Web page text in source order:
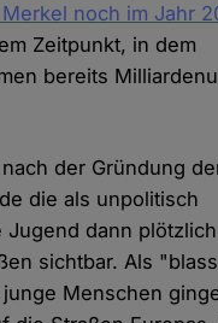
noch im Jahr
Zeitpunkt, in dem
bereits
der Gründung
die als unpolitisch
Jugend dann
sichtbar. Als
Menschen